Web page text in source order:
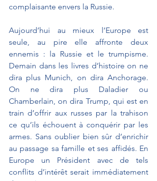
complaisante envers la Russie.
Aujourd’hui au mieux l’Europe est
seule, au pire elle affronte deux
ennemis : la Russie et le trumpisme.
Demain dans les livres d’histoire on ne
dira plus Munich, on dira Anchorage.
On ne dira plus Daladier ou
Chamberlain, on dira Trump, qui est en
train d’offrir aux russes par la trahison
ce qu’ils échouent à conquérir par les
armes. Sans oublier bien sûr d’enrichir
au passage sa famille et ses affidés. En
Europe un Président avec de tels
conflits d’intérêt serait immédiatement